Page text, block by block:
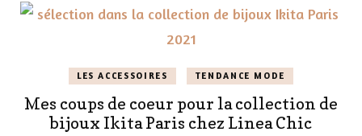
LES ACCESSOIRES TENDANCE MODE
Mes coups de coeur pour la collection de
bijoux Ikita Paris chez Linea Chic